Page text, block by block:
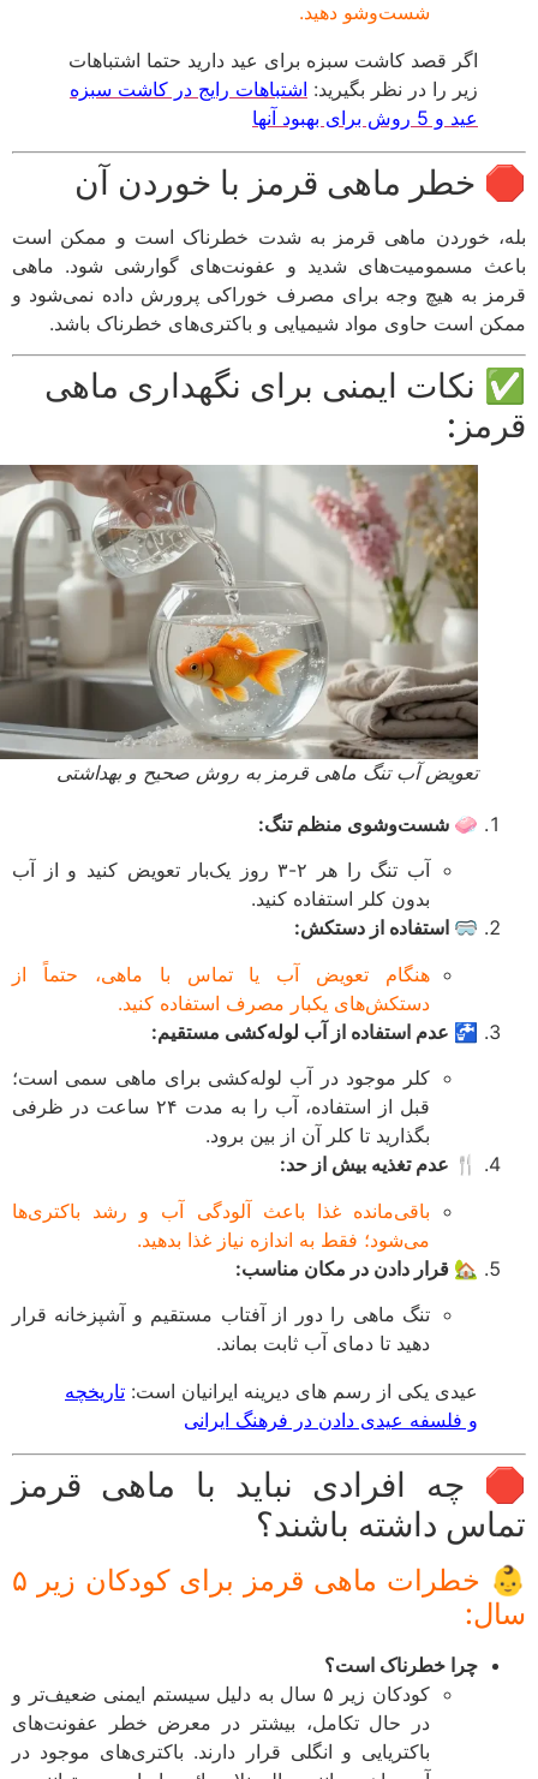
شست‌وشو دهید.
اگر قصد کاشت سبزه برای عید دارید حتما اشتباهات
زیر را در نظر بگیرید:اشتباهات رایج در کاشت سبزه
عید و 5 روش برای بهبود آنها
خطر ماهی قرمز با خوردن آن
خوردن ماهی قرمز به شدت خطرناک است و ممکن است
مسمومیت‌های شدید و عفونت‌های گوارشی شود. ماهی
به هیچ وجه برای مصرف خوراکی پرورش داده نمی‌شود و
است حاوی مواد شیمیایی و باکتری‌های خطرناک باشد.
نکات ایمنی برای نگهداری ماهی
تعویض آب تنگ ماهی قرمز به روش صحیح و بهداشتی
🧼 شست‌وشوی منظم تنگ:
آب تنگ را هر ۲-۳ روز یک‌بار تعویض کنید و از آب
بدون کلر استفاده کنید.
🥽 استفاده از دستکش:
هنگام تعویض آب یا تماس با ماهی، حتماً از
دستکش‌های یکبار مصرف استفاده کنید.
🚰 عدم استفاده از آب لوله‌کشی مستقیم:
کلر موجود در آب لوله‌کشی برای ماهی سمی است؛
قبل از استفاده، آب را به مدت ۲۴ ساعت در ظرفی
بگذارید تا کلر آن از بین برود.
🍴 عدم تغذیه بیش از حد:
باقی‌مانده غذا باعث آلودگی آب و رشد باکتری‌ها
می‌شود؛ فقط به اندازه نیاز غذا بدهید.
🏡 قرار دادن در مکان مناسب:
تنگ ماهی را دور از آفتاب مستقیم و آشپزخانه قرار
دهید تا دمای آب ثابت بماند.
عیدی یکی از رسم های دیرینه ایرانیان است: تاریخچه
و فلسفه عیدی دادن در فرهنگ ایرانی
چه افرادی نباید با ماهی قرمز
داشته باشند؟
👶 خطرات ماهی قرمز برای کودکان زیر ۵
چرا خطرناک است؟
کودکان زیر ۵ سال به دلیل سیستم ایمنی ضعیف‌تر و
در حال تکامل، بیشتر در معرض خطر عفونت‌های
باکتریایی و انگلی قرار دارند. باکتری‌های موجود در